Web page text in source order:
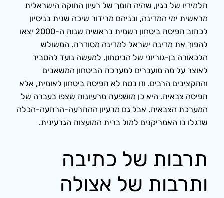
תלמידיו של בגין, שהיה תומך של רעיון החוקה הישראלית
מראשית ימי המדינה, ובניהם מרידור שיכה שנית בניסיון
לכתוב תפיסת ביטחון רשמית בראשית שנות ה-2000 יצאו
להפוך את מדינת ישראל למדינה מסודרת. המשולש
הלכאורה בן-גוריוני של הביטחון, למעשה נועד להסביר
לאוצר על מה מועברים למערכת הביטחון המשאבים
והתקציבים הרבים. וזו בטח לא תפיסת ביטחון לאומית, אלא
תפיסה צבאית. היא כן מושפעת מרעיונות שצפו בעברה של
המערכת הצבאית, אבל גם מרעיון ההתרעה-הרתעה-הכלה
שדגלו בו האמריקנים למול ברית המועצות הגרעינית.
תרבות של כתיבה
ותרבות של אצולה